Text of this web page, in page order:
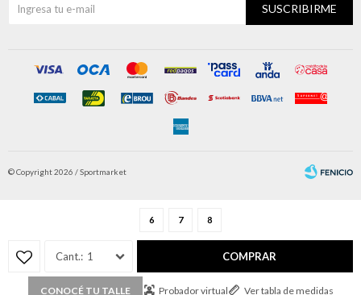
6 7 8
1 COMPRAR
CONOCÉ TU TALLE Probador virtual Ver tabla de medidas
SUSCRIBIRME
© Copyright 2026 / Sportmarket